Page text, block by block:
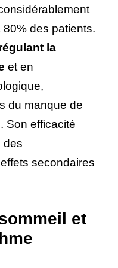
des patients.
la
et en
du manque de
Son efficacité
des
secondaires
et